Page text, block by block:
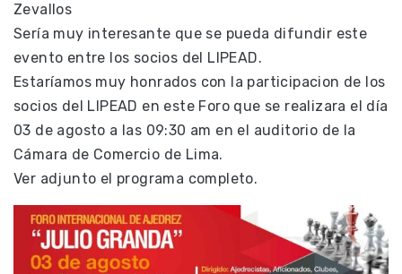
Zevallos
Sería muy interesante que se pueda difundir este
evento entre los socios del LIPEAD.
Estaríamos muy honrados con la participacion de los
socios del LIPEAD en este Foro que se realizara el día
03 de agosto a las 09:30 am en el auditorio de la
Cámara de Comercio de Lima.
Ver adjunto el programa completo.